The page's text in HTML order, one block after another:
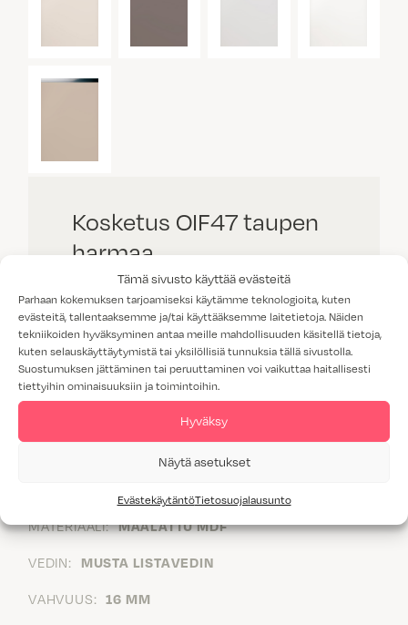
Tämä sivusto käyttää evästeitä
Parhaan kokemuksen tarjoamiseksi käytämme teknologioita, kuten
evästeitä, tallentaaksemme ja/tai käyttääksemme laitetietoja. Näiden
tekniikoiden hyväksyminen antaa meille mahdollisuuden käsitellä tietoja,
kuten selauskäyttäytymistä tai yksilöllisiä tunnuksia tällä sivustolla.
Suostumuksen jättäminen tai peruuttaminen voi vaikuttaa haitallisesti
tiettyihin ominaisuuksiin ja toimintoihin.
Hyväksy
Näytä asetukset
EvästekäytäntöTietosuojalausunto
Kosketus OIF47 taupen
harmaa
Suorareunainen maalattu MDF-
ovi mustalla listavetimellä (OIF).
MATERIAALI: MAALATTU MDF
VEDIN: MUSTA LISTAVEDIN
VAHVUUS: 16 MM